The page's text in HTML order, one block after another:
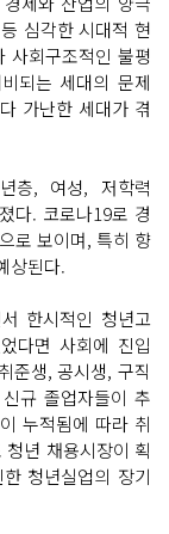
심각한 시대적 현
사회구조적인 불평
되는 세대의 문제
가난한 세대가 겪
층, 여성, 저학력
다. 코로나19로 경
로 보이며, 특히 향
상된다.
한시적인 청년고
다면 사회에 진입
준생, 공시생, 구직
규 졸업자들이 추
누적됨에 따라 취
년 채용시장이 획
청년실업의 장기